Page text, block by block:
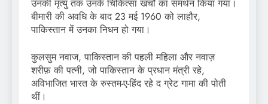
उनकी मृत्यु तक उनके चिकित्सा खर्चों का समर्थन किया गया।
बीमारी की अवधि के बाद 23 मई 1960 को लाहौर,
पाकिस्तान में उनका निधन हो गया।
कुलसुम नवाज, पाकिस्तान की पहली महिला और नवाज़
शरीफ़ की पत्नी, जो पाकिस्तान के प्रधान मंत्री रहे,
अविभाजित भारत के रुस्तम-ए-हिंद रहे द ग्रेट गामा की पोती
थीं।